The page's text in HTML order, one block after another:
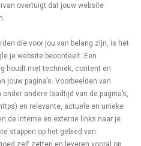
overtuigt dat jouw website
die voor jou van belang zijn, is het
je website beoordeelt. Een
houdt met techniek, content en
jouw pagina’s. Voorbeelden van
andere laadtijd van de pagina’s,
en relevante, actuele en unieke
de interne en externe links naar je
stappen op het gebied van
zelf zetten en leveren vooral op